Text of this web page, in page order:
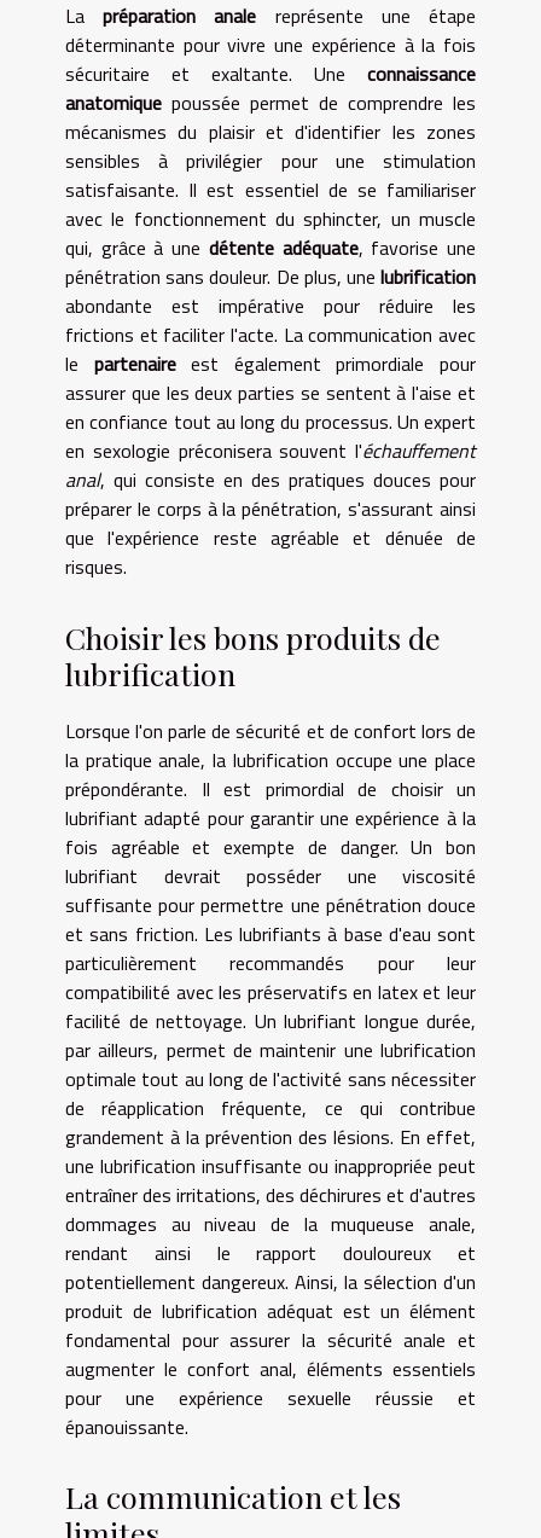
Lapréparation anale représente une étape
déterminante pour vivre une expérience à la fois
sécuritaire et exaltante. Une connaissance
anatomique poussée permet de comprendre les
mécanismes du plaisir et d'identifier les zones
sensibles à privilégier pour une stimulation
satisfaisante. Il est essentiel de se familiariser
avec le fonctionnement du sphincter, un muscle
qui, grâce à une détente adéquate, favorise une
pénétration sans douleur. De plus, une lubrification
abondante est impérative pour réduire les
frictions et faciliter l'acte. La communication avec
le partenaireest également primordiale pour
assurer que les deux parties se sentent à l'aise et
en confiance tout au long du processus. Un expert
en sexologie préconisera souvent l'échauffement
anal, qui consiste en des pratiques douces pour
préparer le corps à la pénétration, s'assurant ainsi
que l'expérience reste agréable et dénuée de
risques.
Choisir les bons produits de
lubrification
Lorsque l'on parle de sécurité et de confort lors de
la pratique anale, la lubrification occupe une place
prépondérante. Il est primordial de choisir un
lubrifiant adapté pour garantir une expérience à la
fois agréable et exempte de danger. Un bon
lubrifiant devrait posséder une viscosité
suffisante pour permettre une pénétration douce
et sans friction. Les lubrifiants à base d'eau sont
particulièrement recommandés pour leur
compatibilité avec les préservatifs en latex et leur
facilité de nettoyage. Un lubrifiant longue durée,
par ailleurs, permet de maintenir une lubrification
optimale tout au long de l'activité sans nécessiter
de réapplication fréquente, ce qui contribue
grandement à la prévention des lésions. En effet,
une lubrification insuffisante ou inappropriée peut
entraîner des irritations, des déchirures et d'autres
dommages au niveau de la muqueuse anale,
rendant ainsi le rapport douloureux et
potentiellement dangereux. Ainsi, la sélection d'un
produit de lubrification adéquat est un élément
fondamental pour assurer la sécurité anale et
augmenter le confort anal, éléments essentiels
pour une expérience sexuelle réussie et
épanouissante.
La communication et les